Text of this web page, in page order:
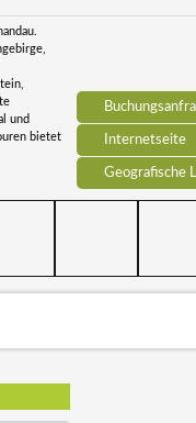
Internetseite
Geografische
und
bietet